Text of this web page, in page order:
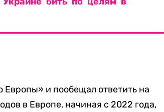
и пообещал ответить на
в Европе, начиная с 2022 года,